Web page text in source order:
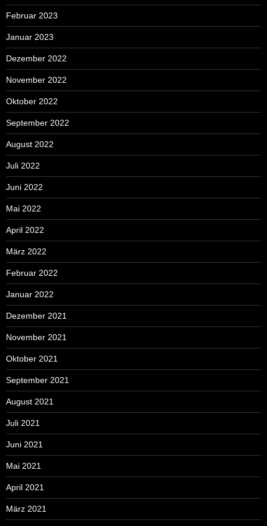
Februar 2023
Januar 2023
Dezember 2022
November 2022
Oktober 2022
September 2022
August 2022
Juli 2022
Juni 2022
Mai 2022
April 2022
März 2022
Februar 2022
Januar 2022
Dezember 2021
November 2021
Oktober 2021
September 2021
August 2021
Juli 2021
Juni 2021
Mai 2021
April 2021
März 2021